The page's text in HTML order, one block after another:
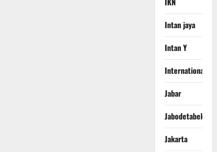
Intan jaya
Intan Y
International
Jabar
Jabodetabek
Jakarta